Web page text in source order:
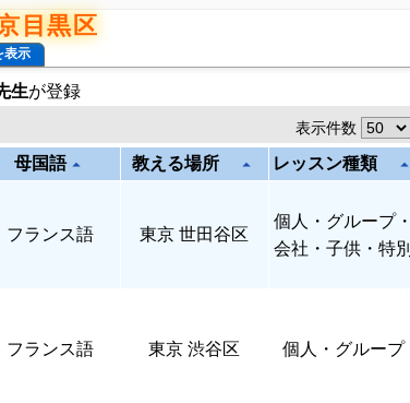
目黒区
表示
生が登録
表示件数
母国語arrow_drop_up 教える場所 arrow_drop_up レッスン種類 arrow_drop_up
フランス語 東京 世田谷区
個人
・グループ・
会社・子供・特別
フランス語 東京 渋谷区 個人 ・グループ